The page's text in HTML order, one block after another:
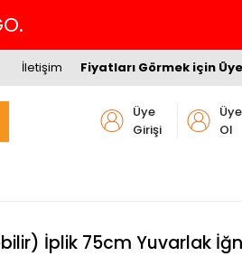
%4 İNDİRİM
Fiyatları Görmek için
İletişim
Üye
Girişi
Üye
Ol
İplik 75cm Yuvarlak